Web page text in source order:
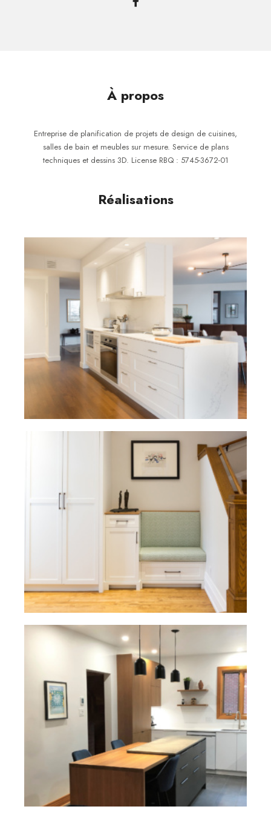
À propos
Entreprise de planification de projets de design de cuisines,
salles de bain et meubles sur mesure. Service de plans
techniques et dessins 3D. License RBQ : 5745-3672-01
Réalisations